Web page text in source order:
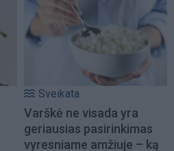
Sveikata
Varškė ne visada yra
geriausias pasirinkimas
vyresniame amžiuje – ką